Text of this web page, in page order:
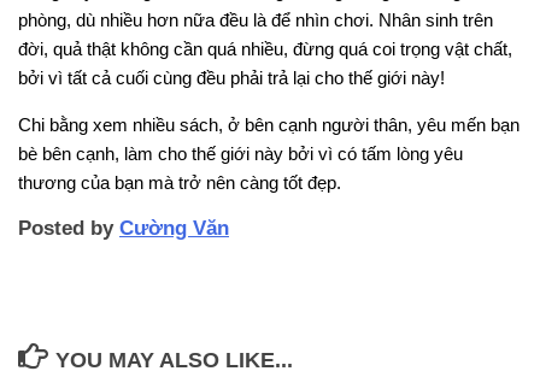
phòng, dù nhiều hơn nữa đều là để nhìn chơi. Nhân sinh trên
đời, quả thật không cần quá nhiều, đừng quá coi trọng vật chất,
bởi vì tất cả cuối cùng đều phải trả lại cho thế giới này!
Chi bằng xem nhiều sách, ở bên cạnh người thân, yêu mến bạn
bè bên cạnh, làm cho thế giới này bởi vì có tấm lòng yêu
thương của bạn mà trở nên càng tốt đẹp.
Posted by Cường Văn
YOU MAY ALSO LIKE...